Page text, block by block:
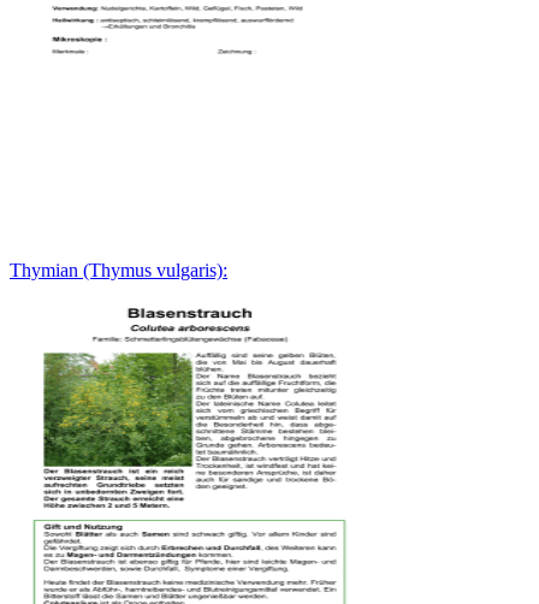
Thymian (Thymus vulgaris):